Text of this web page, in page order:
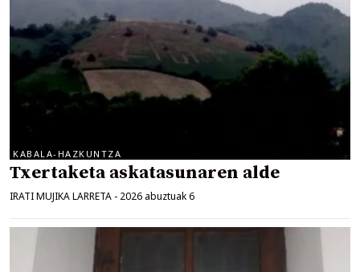
KABALA-HAZKUNTZA
Txertaketa askatasunaren alde
IRATI MUJIKA LARRETA - 2026 abuztuak 6